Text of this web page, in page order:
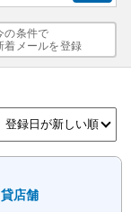
の条件で
着メールを登録
店舗